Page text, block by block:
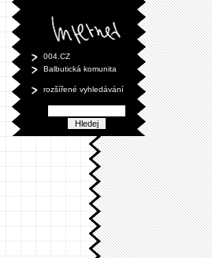
004.CZ
Balbutická komunita
rozšířené vyhledávání